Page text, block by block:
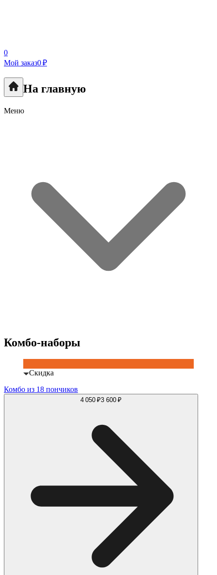
0
Мой заказ0 ₽
На главную
Меню
Комбо-наборы
Скидка
Комбо из 18 пончиков
4 050 ₽3 600 ₽